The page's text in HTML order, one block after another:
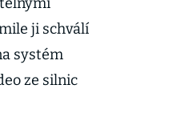
ji schválí
systém
ze silnic